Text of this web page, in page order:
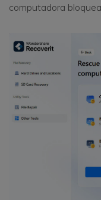
computadora